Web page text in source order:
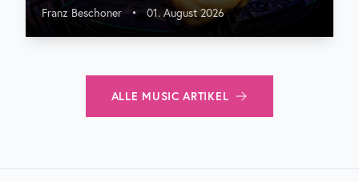
Franz Beschoner • 01. August 2026
ALLE MUSIC ARTIKEL